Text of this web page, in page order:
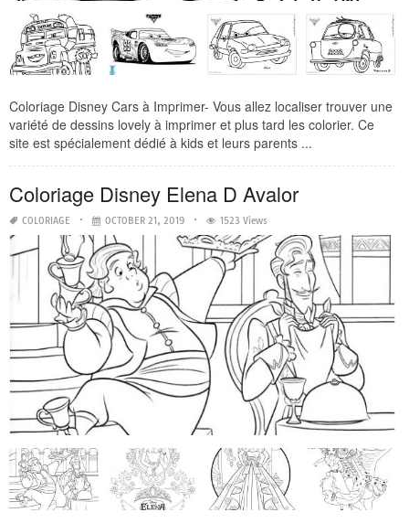
Coloriage Disney Cars à Imprimer- Vous allez localiser trouver une
variété de dessins lovely à imprimer et plus tard les colorier. Ce
site est spécialement dédié à kids et leurs parents ...
Coloriage Disney Elena D Avalor
COLORIAGE OCTOBER 21, 2019 1523 Views